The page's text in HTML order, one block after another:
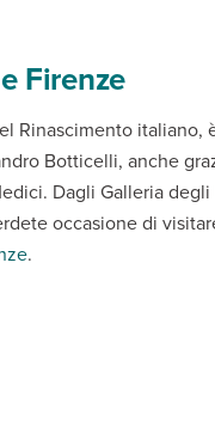
Firenze
Rinascimento italiano,
Botticelli, anche
Dagli Galleria
occasione di
.